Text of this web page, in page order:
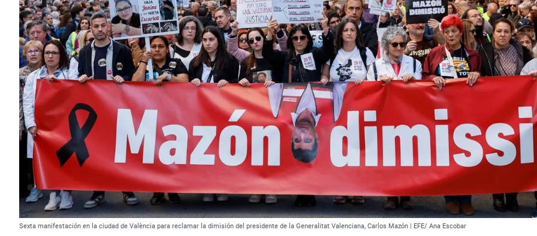
Sexta manifestación en la ciudad de València para reclamar la dimisión del presidente de la Generalitat Valenciana, Carlos Mazón | EFE/ Ana Escobar